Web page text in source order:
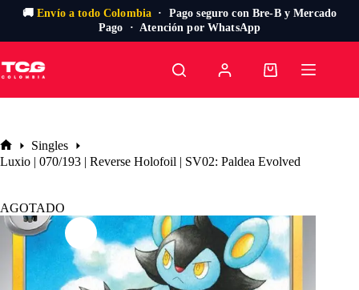
🚚Envío a todo Colombia · Pago seguro con Bre-B y Mercado
Pago · Atención por WhatsApp
al
contenido
Carro
Inicio
Singles
Luxio | 070/193 | Reverse Holofoil | SV02: Paldea Evolved
AGOTADO